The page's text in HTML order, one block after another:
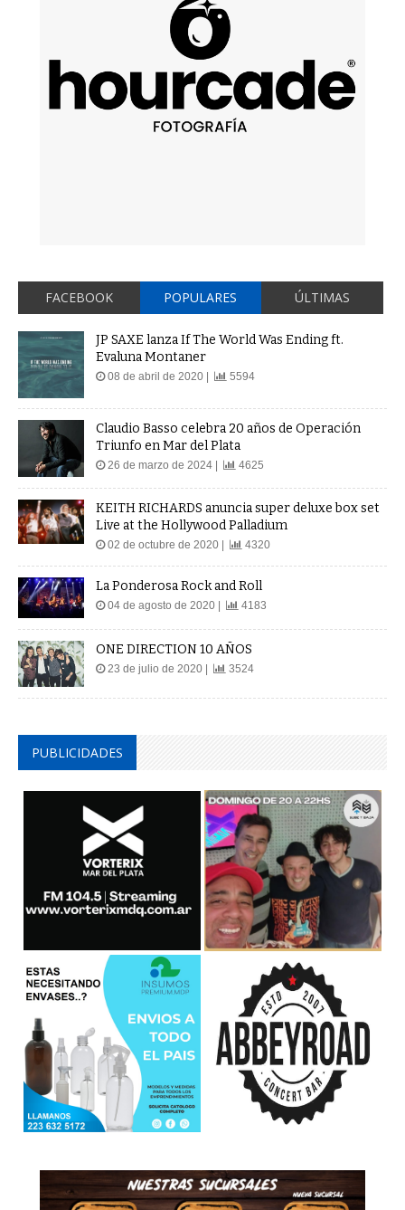
FACEBOOK POPULARES ÚLTIMAS
JP SAXE lanza If The World Was Ending ft.
Evaluna Montaner
08 de abril de 2020 | 5594
Claudio Basso celebra 20 años de Operación
Triunfo en Mar del Plata
26 de marzo de 2024 | 4625
KEITH RICHARDS anuncia super deluxe box set
Live at the Hollywood Palladium
02 de octubre de 2020 | 4320
La Ponderosa Rock and Roll
04 de agosto de 2020 | 4183
ONE DIRECTION 10 AÑOS
23 de julio de 2020 | 3524
PUBLICIDADES